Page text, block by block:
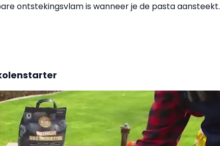
ontstekingsvlam is wanneer je de pasta aansteekt.